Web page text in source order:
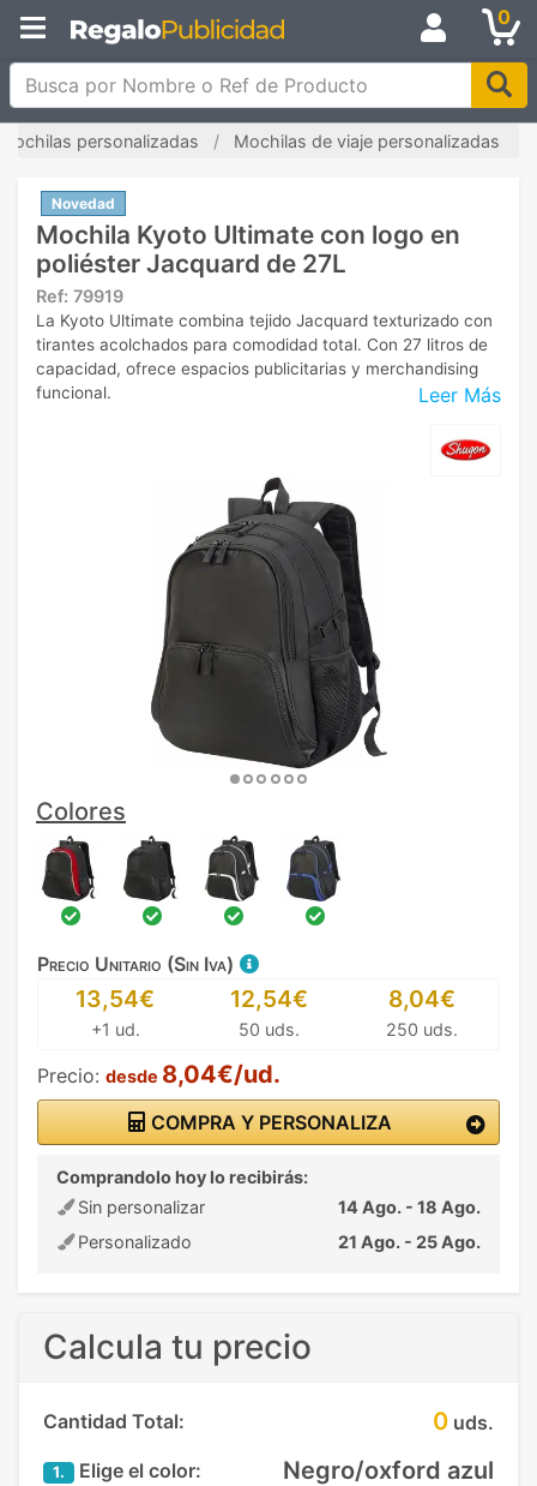
0
Busca por Nombre o Ref de Producto
Mochilas personalizadas Mochilas de viaje personalizadas
Novedad
Mochila Kyoto Ultimate con logo en
poliéster Jacquard de 27L
Ref: 79919
Leer Más
La Kyoto Ultimate combina tejido Jacquard texturizado con
tirantes acolchados para comodidad total. Con 27 litros de
capacidad, ofrece espacios publicitarias y merchandising
funcional.
Colores
Precio Unitario (Sin Iva)
13,54€
+1 ud.
12,54€
50 uds.
8,04€
250 uds.
Precio: desde 8,04€/ud.
COMPRA Y PERSONALIZA
Comprandolo hoy lo recibirás:
Sin personalizar
14 Ago. - 18 Ago.
Personalizado
21 Ago. - 25 Ago.
Calcula tu precio
Cantidad Total: 0 uds.
1. Elige el color: Negro/oxford azul